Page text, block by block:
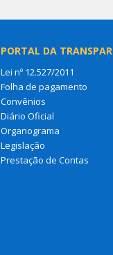
PORTAL DA
Lei nº 12.527/2011
Folha de pagamento
Convênios
Diário Oficial
Organograma
Legislação
Prestação de Contas